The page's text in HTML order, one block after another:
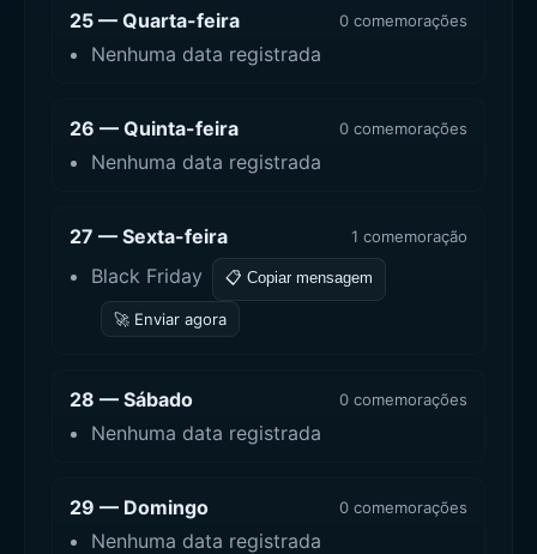
25 — Quarta-feira 0 comemorações
Nenhuma data registrada
26 — Quinta-feira 0 comemorações
Nenhuma data registrada
27 — Sexta-feira 1 comemoração
Black Friday 📋 Copiar mensagem
🚀 Enviar agora
28 — Sábado 0 comemorações
Nenhuma data registrada
29 — Domingo 0 comemorações
Nenhuma data registrada